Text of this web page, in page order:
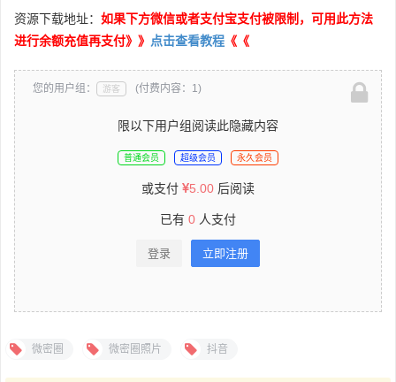
资源下载地址： 如果下方微信或者支付宝支付被限制，可用此方法
进行余额充值再支付》》 点击查看教程 《《
您的用户组： 游客 (付费内容：1)
限以下用户组阅读此隐藏内容
普通会员 超级会员 永久会员
或支付 5.00 后阅读
已有 0 人支付
登录 立即注册
微密圈 微密圈照片 抖音